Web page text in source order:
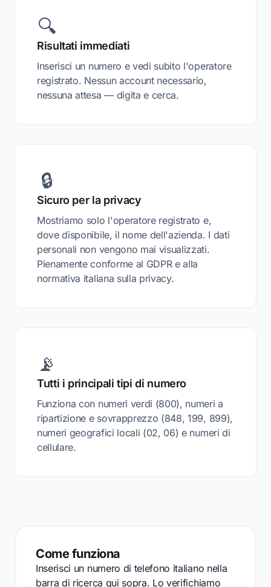
🔍
Risultati immediati
Inserisci un numero e vedi subito l'operatore
registrato. Nessun account necessario,
nessuna attesa — digita e cerca.
🔒
Sicuro per la privacy
Mostriamo solo l'operatore registrato e,
dove disponibile, il nome dell'azienda. I dati
personali non vengono mai visualizzati.
Pienamente conforme al GDPR e alla
normativa italiana sulla privacy.
📡
Tutti i principali tipi di numero
Funziona con numeri verdi (800), numeri a
ripartizione e sovrapprezzo (848, 199, 899),
numeri geografici locali (02, 06) e numeri di
cellulare.
Come funziona
Inserisci un numero di telefono italiano nella
barra di ricerca qui sopra. Lo verifichiamo